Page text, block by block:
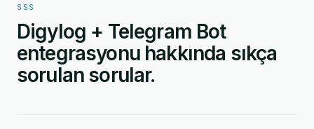
SSS
Digylog + Telegram Bot
entegrasyonu hakkında sıkça
sorulan sorular.